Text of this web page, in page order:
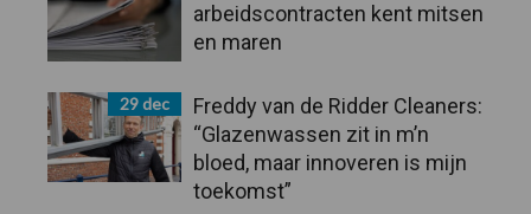
arbeidscontracten kent mitsen
en maren
29 dec
Freddy van de Ridder Cleaners:
“Glazenwassen zit in m’n
bloed, maar innoveren is mijn
toekomst”